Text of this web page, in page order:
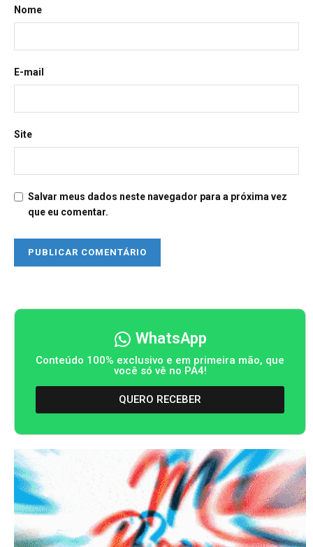
Nome
E-mail
Site
Salvar meus dados neste navegador para a próxima vez
que eu comentar.
WhatsApp
Conteúdo 100% exclusivo e em primeira mão, que
você só vê no PA4!
QUERO RECEBER